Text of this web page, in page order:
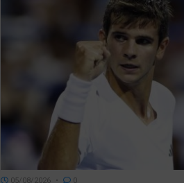
05/08/2026 0